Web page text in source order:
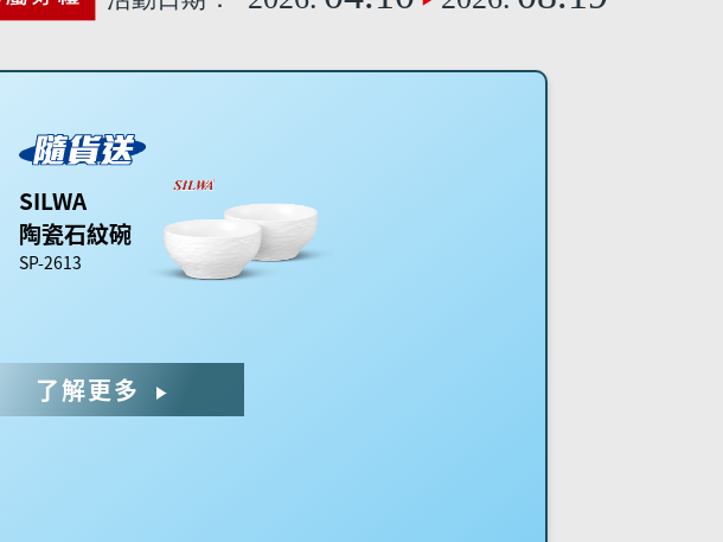
SILWA
陶瓷石紋碗
SP-2613
了解更多